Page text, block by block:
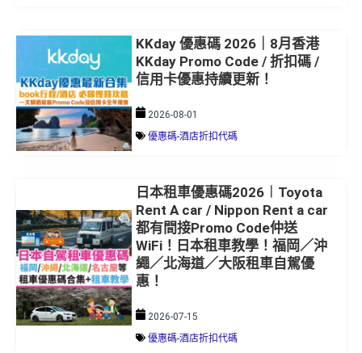
KKday 優惠碼 2026｜8月香港
KKday Promo Code / 折扣碼 /
信用卡優惠持續更新！
2026-08-01
優惠碼-酒店折扣代碼
日本租車優惠碼2026︱Toyota
Rent A car / Nippon Rent a car
都有間接Promo Code仲送
WiFi！日本租車教學！福岡／沖
繩／北海道／大阪租車自駕優
惠！
2026-07-15
優惠碼-酒店折扣代碼